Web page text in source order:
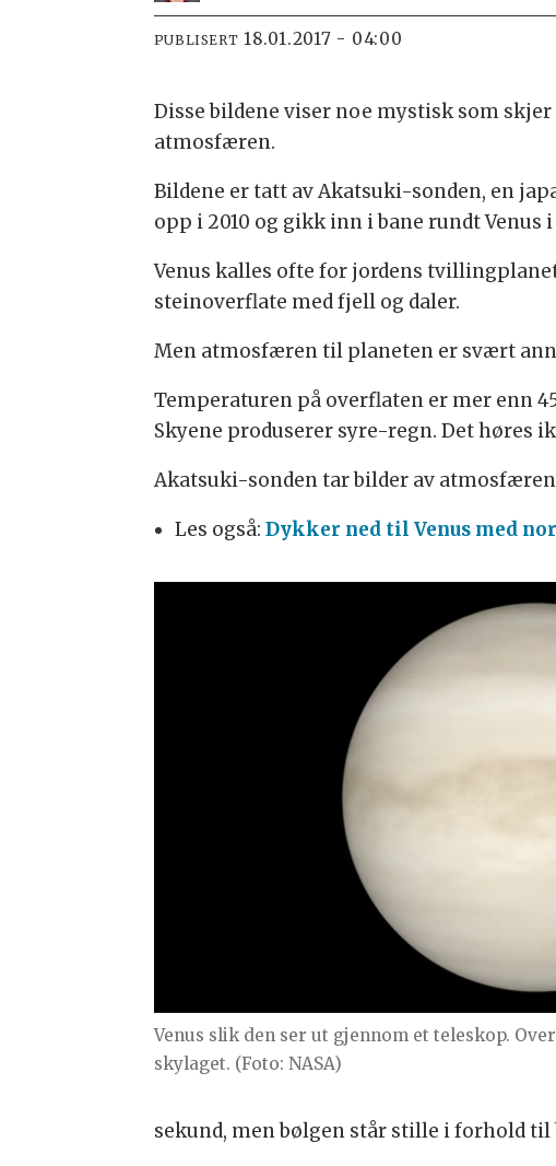
PUBLISERT 18.01.2017 - 04:00
Disse bildene viser noe mystisk som
atmosfæren.
Bildene er tatt av Akatsuki-sonden, en
opp i 2010 og gikk inn i bane rundt Venus i
Venus kalles ofte for jordens
steinoverflate med fjell og daler.
Men atmosfæren til planeten er svært
Temperaturen på overflaten er mer enn
Skyene produserer syre-regn. Det høres
Akatsuki-sonden tar bilder av
Les også: Dykker ned til Venus med
Venus slik den ser ut gjennom et teleskop.
skylaget. (Foto: NASA)
sekund, men bølgen står stille i forhold til